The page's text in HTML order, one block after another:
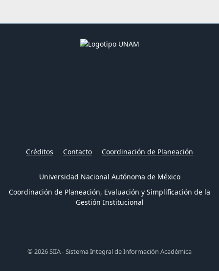
Créditos Contacto Coordinación de Planeación
Universidad Nacional Autónoma de México
Coordinación de Planeación, Evaluación y Simplificación de la
Gestión Institucional
© 2026 SIIA - Sistema Integral de Información Académica